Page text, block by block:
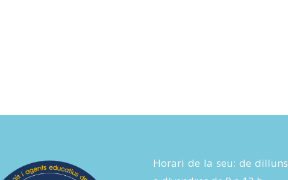
Horari de la seu: de dilluns